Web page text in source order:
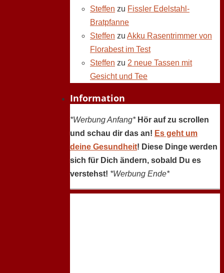
Steffen zu Fissler Edelstahl-
Bratpfanne
Steffen zu Akku Rasentrimmer von
Florabest im Test
Steffen zu 2 neue Tassen mit
Gesicht und Tee
Information
*Werbung Anfang* Hör auf zu scrollen
und schau dir das an! Es geht um
deine Gesundheit! Diese Dinge werden
sich für Dich ändern, sobald Du es
verstehst! *Werbung Ende*